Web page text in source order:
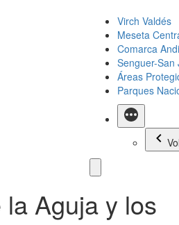
Virch Valdés
Meseta
Comarca
Senguer-San
Áreas
Parques
Más
Aguja y los